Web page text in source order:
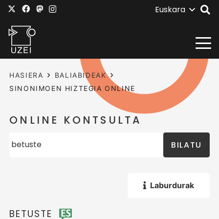
Euskara
HASIERA
BALIABIDEAK
SINONIMOEN HIZTEGIA ONLINE
ONLINE KONTSULTA
BILATU
Laburdurak
BETUSTE